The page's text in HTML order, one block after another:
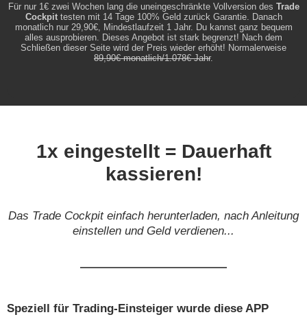
Für nur 1€ zwei Wochen lang die uneingeschränkte Vollversion des Trade
Cockpittesten mit 14 Tage 100% Geld zurück Garantie. Danach
monatlich nur 29,90€, Mindestlaufzeit 1 Jahr. Du kannst ganz bequem
alles ausprobieren. Dieses Angebot ist stark begrenzt! Nach dem
Schließen dieser Seite wird der Preis wieder erhöht! Normalerweise
89,90€ monatlich/1.078€ Jahr.
1x eingestellt = Dauerhaft
kassieren!
Das Trade Cockpit einfach herunterladen, nach Anleitung
einstellen und Geld verdienen...
Speziell für Trading-Einsteiger wurde diese APP